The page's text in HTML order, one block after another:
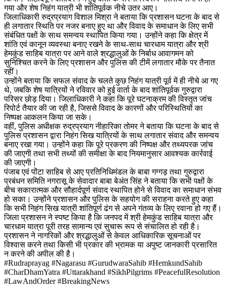
गया और शेष निहंग यात्री भी शांतिपूर्वक नीचे उतर आए।
जिलाधिकारी रुद्रप्रयाग विशाल मिश्रा ने बताया कि प्रशासन घटना के बाद से
ही लगातार स्थिति पर नजर बनाए हुए था और विवाद के समाधान के लिए सभी
संबंधित पक्षों के साथ समन्वय स्थापित किया गया। उन्होंने कहा कि क्षेत्र में
शांति एवं कानून व्यवस्था बनाए रखने के साथ-साथ चारधाम यात्रा और श्री
हेमकुंड साहिब यात्रा पर आने वाले श्रद्धालुओं के निर्बाध आवागमन को
सुनिश्चित करने के लिए प्रशासन और पुलिस की टीमें लगातार मौके पर तैनात
रहीं।
उन्होंने बताया कि सफल संवाद के चलते कुछ निहंग यात्री पूर्व में ही नीचे आ गए
थे, जबकि शेष यात्रियों ने रविवार को हुई वार्ता के बाद शांतिपूर्वक गुरुद्वारा
परिसर छोड़ दिया। जिलाधिकारी ने कहा कि पूरे घटनाक्रम की विस्तृत जांच
रिपोर्ट तैयार की जा रही है, जिससे विवाद के कारणों और परिस्थितियों का
निष्पक्ष आकलन किया जा सके।
वहीं, पुलिस अधीक्षक रुद्रप्रयाग नीहारिका तोमर ने बताया कि घटना के बाद से
पुलिस प्रशासन द्वारा निहंग सिख यात्रियों के साथ लगातार संवाद और समन्वय
बनाए रखा गया। उन्होंने कहा कि पूरे प्रकरण की निष्पक्ष और तथ्यपरक जांच
की जाएगी तथा सभी तथ्यों की समीक्षा के बाद नियमानुसार आवश्यक कार्रवाई
की जाएगी।
पंजाब एवं पोंटा साहिब से आए प्रतिनिधिमंडल के बाबा गग्गड़ तथा गुरुद्वारा
प्रबंधन समिति नगरासू के सेवादार बाबा बेअंत सिंह ने बताया कि सभी पक्षों के
बीच सकारात्मक और सौहार्दपूर्ण संवाद स्थापित होने से विवाद का समाधान संभव
हो सका। उन्होंने प्रशासन और पुलिस के सहयोग की सराहना करते हुए कहा
कि सभी निहंग सिख यात्री शांतिपूर्ण ढंग से अपने गंतव्य के लिए रवाना हो गए हैं।
जिला प्रशासन ने स्पष्ट किया है कि जनपद में श्री हेमकुंड साहिब यात्रा और
चारधाम यात्रा पूरी तरह सामान्य एवं सुचारू रूप से संचालित हो रही है।
प्रशासन ने नागरिकों और श्रद्धालुओं से केवल आधिकारिक सूचनाओं पर
विश्वास करने तथा किसी भी प्रकार की भ्रामक या अपुष्ट जानकारी प्रसारित
न करने की अपील की है।
#Rudraprayag #Nagarasu #GurudwaraSahib #HemkundSahib
#CharDhamYatra #Uttarakhand #SikhPilgrims #PeacefulResolution
#LawAndOrder #BreakingNews